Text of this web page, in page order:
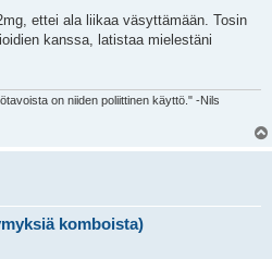
ettei ala liikaa väsyttämään. Tosin
kanssa, latistaa mielestäni
on niiden poliittinen käyttö." -Nils
komboista)